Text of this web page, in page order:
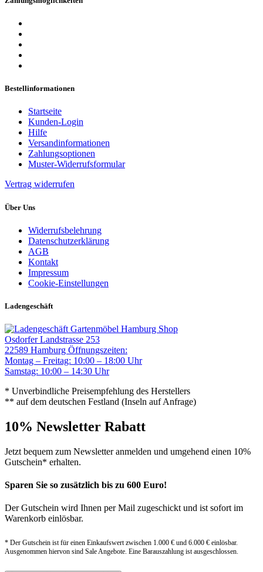
Bestellinformationen
Startseite
Kunden-Login
Hilfe
Versandinformationen
Zahlungsoptionen
Muster-Widerrufsformular
Vertrag widerrufen
Über Uns
Widerrufsbelehrung
Datenschutzerklärung
AGB
Kontakt
Impressum
Cookie-Einstellungen
Ladengeschäft
Gartenmöbel Hamburg Shop
Osdorfer Landstrasse 253
22589 Hamburg Öffnungszeiten:
Montag – Freitag: 10:00 – 18:00 Uhr
Samstag: 10:00 – 14:30 Uhr
* Unverbindliche Preisempfehlung des Herstellers
** auf dem deutschen Festland (Inseln auf Anfrage)
10% Newsletter Rabatt
Jetzt bequem zum Newsletter anmelden und umgehend einen 10%
Gutschein* erhalten.
Sparen Sie so zusätzlich bis zu 600 Euro!
Der Gutschein wird Ihnen per Mail zugeschickt und ist sofort im
Warenkorb einlösbar.
* Der Gutschein ist für einen Einkaufswert zwischen 1.000 € und 6.000 € einlösbar.
Ausgenommen hiervon sind Sale Angebote. Eine Barauszahlung ist ausgeschlossen.